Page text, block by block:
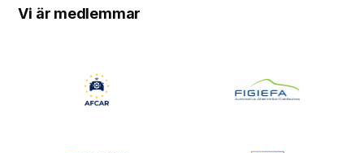
Vi är medlemmar